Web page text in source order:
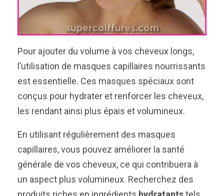
Pour ajouter du volume à vos cheveux longs,
l’utilisation de masques capillaires nourrissants
est essentielle. Ces masques spéciaux sont
conçus pour hydrater et renforcer les cheveux,
les rendant ainsi plus épais et volumineux.
En utilisant régulièrement des masques
capillaires, vous pouvez améliorer la santé
générale de vos cheveux, ce qui contribuera à
un aspect plus volumineux. Recherchez des